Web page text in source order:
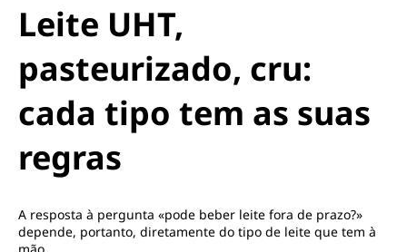
Leite UHT,
pasteurizado, cru:
cada tipo tem as suas
regras
A resposta à pergunta «pode beber leite fora de prazo?»
depende, portanto, diretamente do tipo de leite que tem à